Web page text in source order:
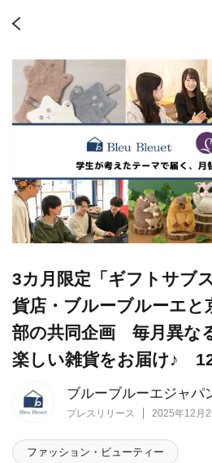
ブルーブルーエジャパ
プレスリリース 2025年12月
3カ月限定「ギフトサブ
貨店・ブルーブルーエと
部の共同企画 毎月異な
楽しい雑貨をお届け♪
ファッション・ビューティー